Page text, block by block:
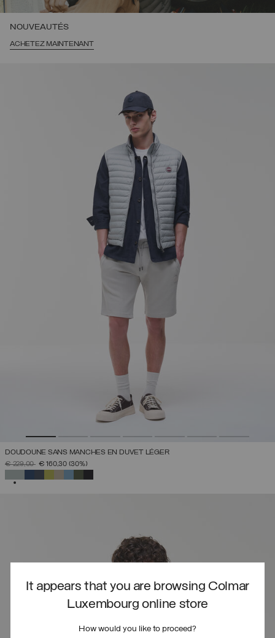
It appears that you are browsing Colmar
Luxembourg online store
How would you like to proceed?
NOUVEAUTÉS
ACHETEZ MAINTENANT
DOUDOUNE SANS MANCHES EN DUVET LÉGER
PRIX RÉDUIT DE
€ 229,00À€ 160,30 (30%)